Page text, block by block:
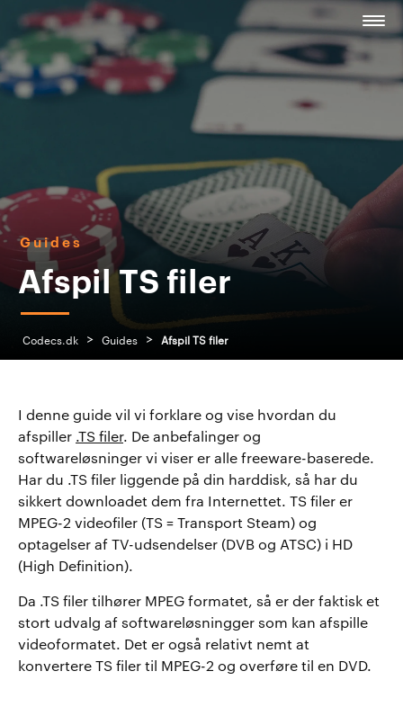
Guides
Afspil TS filer
Codecs.dk > Guides > Afspil TS filer
I denne guide vil vi forklare og vise hvordan du
afspiller .TS filer. De anbefalinger og
softwareløsninger vi viser er alle freeware-baserede.
Har du .TS filer liggende på din harddisk, så har du
sikkert downloadet dem fra Internettet. TS filer er
MPEG-2 videofiler (TS = Transport Steam) og
optagelser af TV-udsendelser (DVB og ATSC) i HD
(High Definition).
Da .TS filer tilhører MPEG formatet, så er der faktisk et
stort udvalg af softwareløsningger som kan afspille
videoformatet. Det er også relativt nemt at
konvertere TS filer til MPEG-2 og overføre til en DVD.